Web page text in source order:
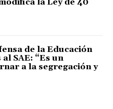
de la Educación
SAE: “Es un
a la segregación y